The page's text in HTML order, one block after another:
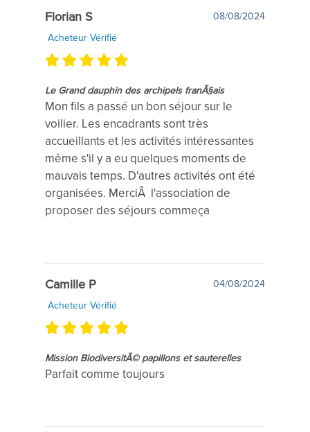
Florian S
08/08/2024
Acheteur Vérifié
Le Grand dauphin des archipels franÃ§ais
Mon fils a passé un bon séjour sur le
voilier. Les encadrants sont très
accueillants et les activités intéressantes
même s'il y a eu quelques moments de
mauvais temps. D'autres activités ont été
organisées. MerciÃ l'association de
proposer des séjours commeça
Camille P
04/08/2024
Acheteur Vérifié
Mission BiodiversitÃ© papillons et sauterelles
Parfait comme toujours